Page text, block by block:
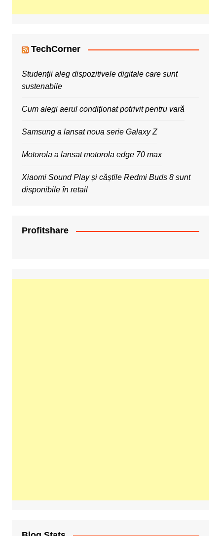
TechCorner
Studenții aleg dispozitivele digitale care sunt
sustenabile
Cum alegi aerul condiționat potrivit pentru vară
Samsung a lansat noua serie Galaxy Z
Motorola a lansat motorola edge 70 max
Xiaomi Sound Play și căștile Redmi Buds 8 sunt
disponibile în retail
Profitshare